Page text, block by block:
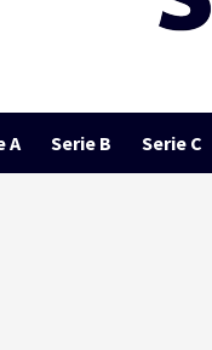
A Serie B Serie C